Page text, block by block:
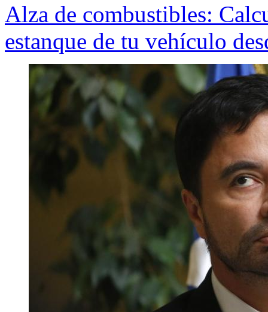
Alza de combustibles:
estanque de tu vehículo